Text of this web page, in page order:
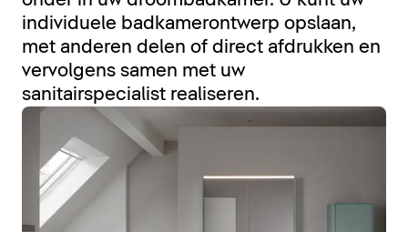
individuele badkamerontwerp opslaan,
met anderen delen of direct afdrukken en
vervolgens samen met uw
sanitairspecialist realiseren.